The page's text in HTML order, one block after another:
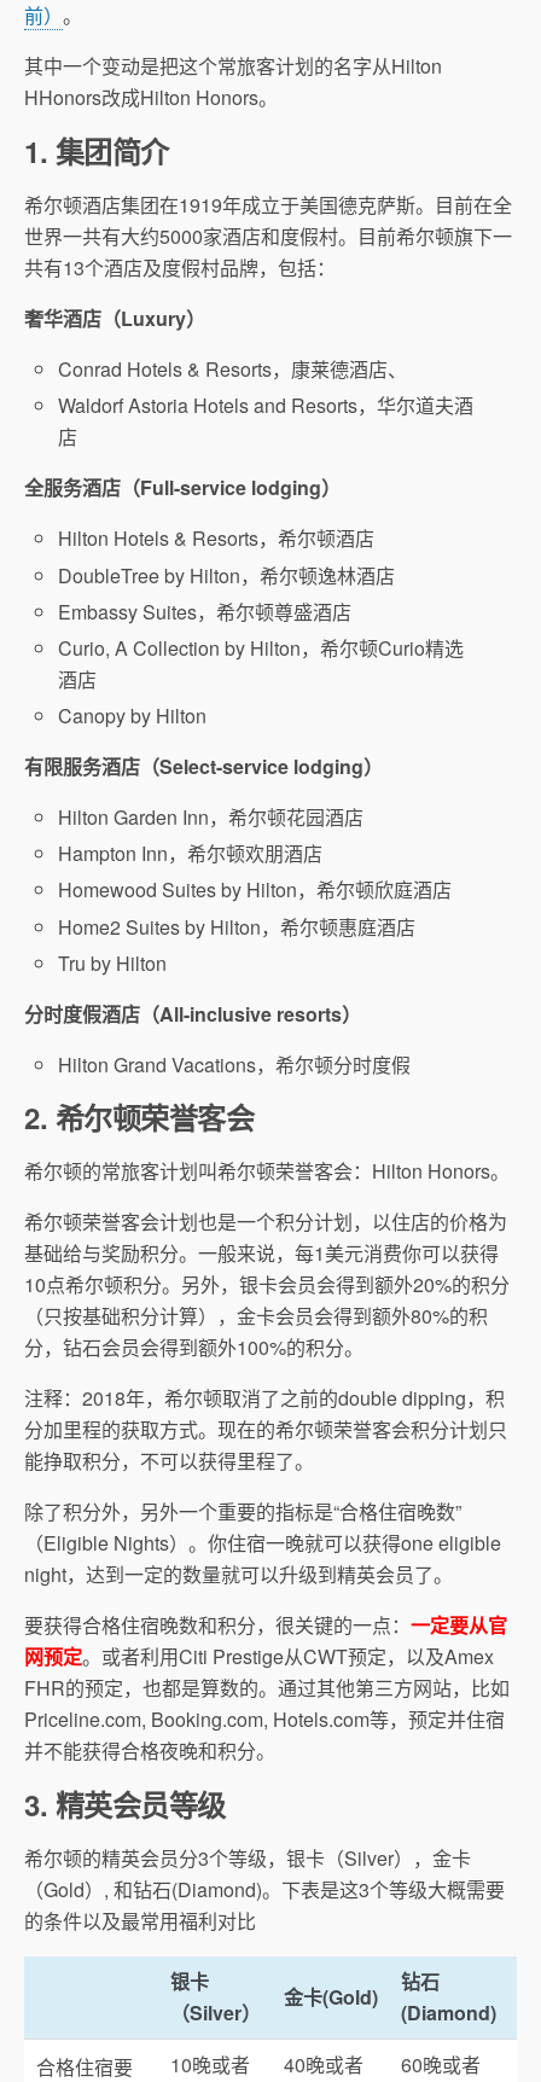
前） 。
其中一个变动是把这个常旅客计划的名字从Hilton
HHonors改成Hilton Honors。
1. 集团简介
希尔顿酒店集团在1919年成立于美国德克萨斯。目前在全
世界一共有大约5000家酒店和度假村。目前希尔顿旗下一
共有13个酒店及度假村品牌，包括：
奢华酒店（Luxury）
Conrad Hotels & Resorts，康莱德酒店、
Waldorf Astoria Hotels and Resorts，华尔道夫酒
店
全服务酒店（Full-service lodging）
Hilton Hotels & Resorts，希尔顿酒店
DoubleTree by Hilton，希尔顿逸林酒店
Embassy Suites，希尔顿尊盛酒店
Curio, A Collection by Hilton，希尔顿Curio精选
酒店
Canopy by Hilton
有限服务酒店（Select-service lodging）
Hilton Garden Inn，希尔顿花园酒店
Hampton Inn，希尔顿欢朋酒店
Homewood Suites by Hilton，希尔顿欣庭酒店
Home2 Suites by Hilton，希尔顿惠庭酒店
Tru by Hilton
分时度假酒店（All-inclusive resorts）
Hilton Grand Vacations，希尔顿分时度假
2. 希尔顿荣誉客会
希尔顿的常旅客计划叫希尔顿荣誉客会：Hilton Honors。
希尔顿荣誉客会计划也是一个积分计划，以住店的价格为
基础给与奖励积分。一般来说，每1美元消费你可以获得
10点希尔顿积分。另外，银卡会员会得到额外20%的积分
（只按基础积分计算），金卡会员会得到额外80%的积
分，钻石会员会得到额外100%的积分。
注释：2018年，希尔顿取消了之前的double dipping，积
分加里程的获取方式。现在的希尔顿荣誉客会积分计划只
能挣取积分，不可以获得里程了。
除了积分外，另外一个重要的指标是“合格住宿晚数”
（Eligible Nights）。你住宿一晚就可以获得one eligible
night，达到一定的数量就可以升级到精英会员了。
要获得合格住宿晚数和积分，很关键的一点： 一定要从官
网预定。或者利用Citi Prestige从CWT预定，以及Amex
FHR的预定，也都是算数的。通过其他第三方网站，比如
Priceline.com, Booking.com, Hotels.com等，预定并住宿
并不能获得合格夜晚和积分。
3. 精英会员等级
希尔顿的精英会员分3个等级，银卡（Silver），金卡
（Gold）, 和钻石(Diamond)。下表是这3个等级大概需要
的条件以及最常用福利对比
银卡
（Silver）
金卡(Gold)
钻石
(Diamond)
合格住宿要
10晚或者
40晚或者
60晚或者